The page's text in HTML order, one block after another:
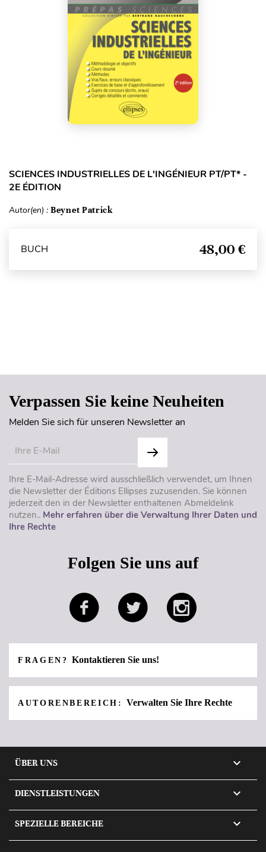
SCIENCES INDUSTRIELLES DE L'INGÉNIEUR PT/PT* -
2E ÉDITION
Autor(en) : Beynet Patrick
BUCH 48,00 €
Verpassen Sie keine Neuheiten
Melden Sie sich für unseren Newsletter an
Ihre E-Mail-Adresse wird ausschließlich verwendet, um Ihnen
die Newsletter der Éditions Ellipses zuzusenden. Sie können
jederzeit den in der Newsletter enthaltenen Abmeldelink
nutzen.. Mehr erfahren über die Verwaltung Ihrer Daten und
Ihre Rechte
Folgen Sie uns auf
FRAGEN? Kontaktieren Sie uns!
AUTORENBEREICH: Verwalten Sie Ihre Rechte
ÜBER UNS 
DIENSTLEISTUNGEN 
SPEZIELLE BEREICHE 